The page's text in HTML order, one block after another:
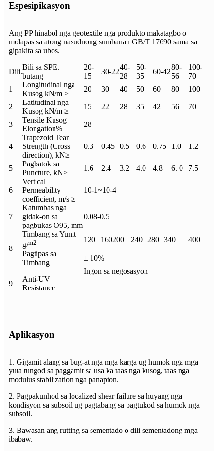
Espesipikasyon
Ang PP hinabol nga geotextile nga produkto makatagbo o
molapas sa atong nasudnong sumbanan GB/T 17690 sama sa
gipakita sa ubos.
Dili.
Bili sa SPE.
20-
15
30-22
40-
28
50-
35
60-42
80-
56
100-
70
butang
1
Longitudinal nga
Kusog kN/m ≥
20 30 40 50 60 80 100
2
Latitudinal nga
Kusog kN/m ≥
15 22 28 35 42 56 70
3
Tensile Kusog
Elongation%
28
4
Trapezoid Tear
Strength (Cross
direction), kN≥
0.3 0.45 0.5 0.6 0.75 1.0 1.2
5
Pagbatok sa
Puncture, kN≥
1.6 2.4 3.2 4.0 4.8 6. 0 7.5
6
Vertical
Permeability
coefficient, m/s ≥
10-1~10-4
7
Katumbas nga
gidak-on sa
pagbukas O95, mm
0.08-0.5
8
Timbang sa Yunit
g/m2 120 160200 240 280 340
400
Pagtipas sa
Timbang
± 10%
9
Anti-UV
Resistance
Ingon sa negosasyon
Aplikasyon
1. Gigamit alang sa bug-at nga mga karga ug humok nga mga
yuta tungod sa paggamit sa usa ka taas nga kusog, taas nga
modulus stabilization nga panapton.
2. Pagpakunhod sa localized shear failure sa huyang nga
kondisyon sa subsoil ug pagtabang sa pagtukod sa humok nga
subsoil.
3. Bawasan ang rutting sa sementado o dili sementadong mga
ibabaw.